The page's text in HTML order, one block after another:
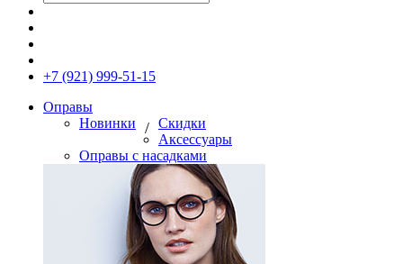
+7 (921) 999-51-15
Оправы
Новинки
/ Скидки
Аксессуары
Оправы с насадками